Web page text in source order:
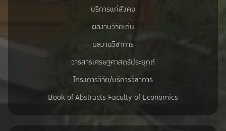
บริการแก่สังคม
ผลงานวิจัยเด่น
ผลงานวิชาการ
วารสารเศรษฐศาสตร์ประยุกต์
โครงการวิจัย/บริการวิชาการ
Book of Abstracts Faculty of Economics